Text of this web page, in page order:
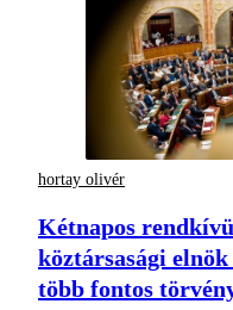
hortay olivér
Kétnapos
köztársasági
több fontos